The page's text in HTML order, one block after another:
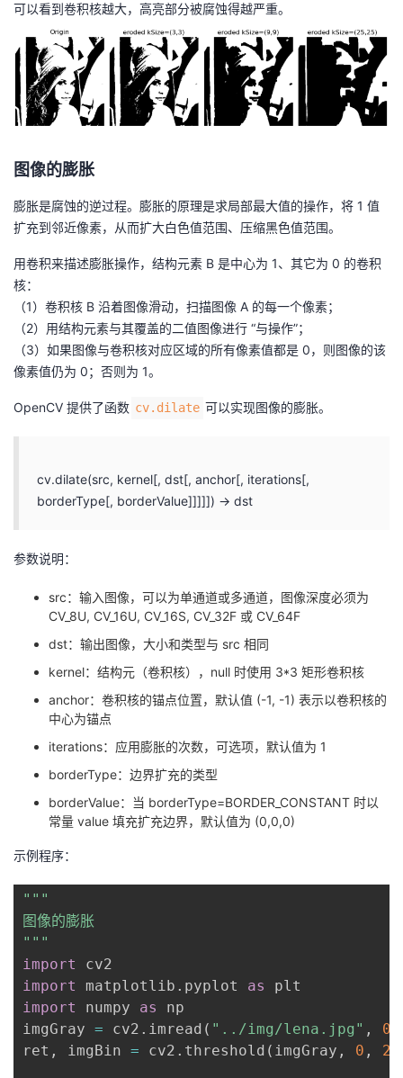
可以看到卷积核越大，高亮部分被腐蚀得越严重。
图像的膨胀
膨胀是腐蚀的逆过程。膨胀的原理是求局部最大值的操作，将 1 值
扩充到邻近像素，从而扩大白色值范围、压缩黑色值范围。
用卷积来描述膨胀操作，结构元素 B 是中心为 1、其它为 0 的卷积
核：
（1）卷积核 B 沿着图像滑动，扫描图像 A 的每一个像素；
（2）用结构元素与其覆盖的二值图像进行 “与操作”；
（3）如果图像与卷积核对应区域的所有像素值都是 0，则图像的该
像素值仍为 0；否则为 1。
OpenCV 提供了函数 cv.dilate 可以实现图像的膨胀。
cv.dilate(src, kernel[, dst[, anchor[, iterations[,
borderType[, borderValue]]]]]) → dst
参数说明：
src：输入图像，可以为单通道或多通道，图像深度必须为
CV_8U, CV_16U, CV_16S, CV_32F 或 CV_64F
dst：输出图像，大小和类型与 src 相同
kernel：结构元（卷积核），null 时使用 3*3 矩形卷积核
anchor：卷积核的锚点位置，默认值 (-1, -1) 表示以卷积核的
中心为锚点
iterations：应用膨胀的次数，可选项，默认值为 1
borderType：边界扩充的类型
borderValue：当 borderType=BORDER_CONSTANT 时以
常量 value 填充扩充边界，默认值为 (0,0,0)
示例程序：
"""
图像的膨胀
"""
import
import
matplotlib . pyplot as
import
numpy as
np
imgGray = cv2 . imread ( "../img/lena.jpg" , 0
ret , imgBin = cv2 . threshold ( imgGray , 0 ,